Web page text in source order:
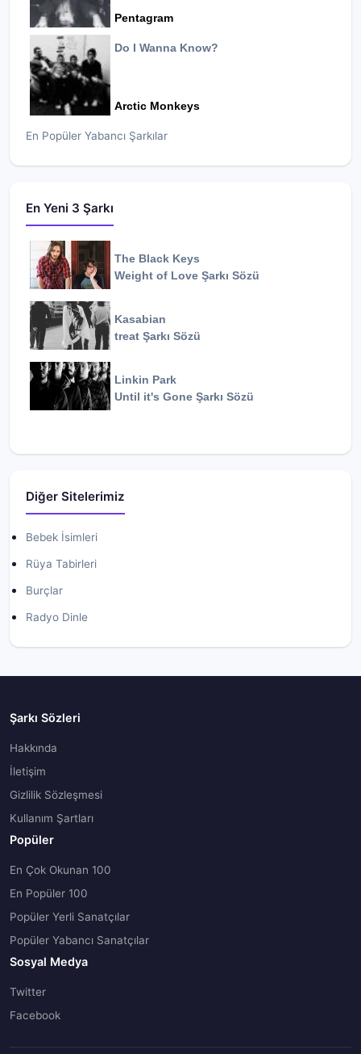
Pentagram
Do I Wanna Know?
Arctic Monkeys
En Popüler Yabancı Şarkılar
En Yeni 3 Şarkı
The Black Keys
Weight of Love Şarkı Sözü
Kasabian
treat Şarkı Sözü
Linkin Park
Until it's Gone Şarkı Sözü
Diğer Sitelerimiz
Bebek İsimleri
Rüya Tabirleri
Burçlar
Radyo Dinle
Şarkı Sözleri
Hakkında
İletişim
Gizlilik Sözleşmesi
Kullanım Şartları
Popüler
En Çok Okunan 100
En Popüler 100
Popüler Yerli Sanatçılar
Popüler Yabancı Sanatçılar
Sosyal Medya
Twitter
Facebook